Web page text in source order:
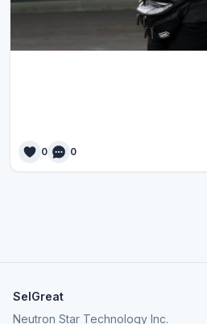
0 0
SelGreat
Neutron Star Technology Inc.